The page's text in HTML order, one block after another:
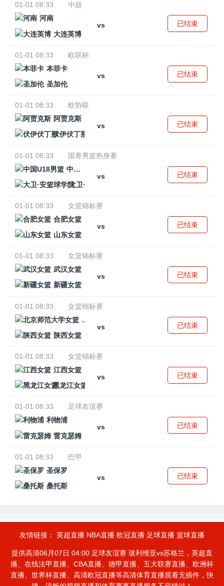
01-01 08:33
中超
河南
vs
大连英博
已结束
01-01 08:33
欧联杯
本菲卡
vs
圣加伦
已结束
01-01 08:33
欧协联
阿贾克斯
vs
伏伊伏丁那
已结束
01-01 08:33
国青男篮热身赛
中国U18男篮
vs
大卫·安篮球学院
已结束
01-01 08:33
女篮锦标赛
合肥女篮
vs
山东女篮
已结束
01-01 08:33
女篮锦标赛
武汉女篮
vs
新疆女篮
已结束
01-01 08:33
女篮锦标赛
北京师范大学女篮
vs
陕西女篮
已结束
01-01 08:33
女篮锦标赛
江西女篮
vs
黑龙江女篮
已结束
01-01 08:33
足球友谊赛
利物浦
vs
雷克瑟姆
已结束
01-01 08:33
巴甲
圣保罗
vs
桑托斯
已结束
友情链接： 英超直播 NBA直播 欧冠直播 足球直播 篮球直播
提供高清06月07日 04:00 足球友谊赛 玻利维亚vs苏格兰，英超直
播、在线法甲直播、CBA直播、德甲直播、五大联赛直播、欧洲杯
直播、世界杯直播、高清欧冠直播等高清体育直播观看无插件，快